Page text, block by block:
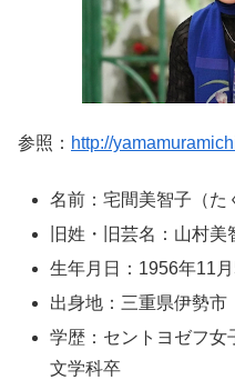
参照： http://
名前：宅間美智子（
旧姓・旧芸名：山村
生年月日：1956年11月
出身地：三重県伊勢市
学歴：セントヨゼフ
文学科卒